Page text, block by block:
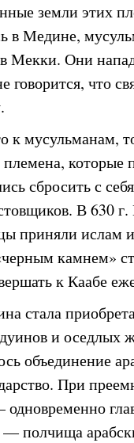
земли этих
в Медине,
Мекки. Они
говорится, что
к мусульманам,
которые
сбросить с
В 630 г.
приняли ислам
камнем»
к Каабе
стала
и оседлых
объединение
При
полчища